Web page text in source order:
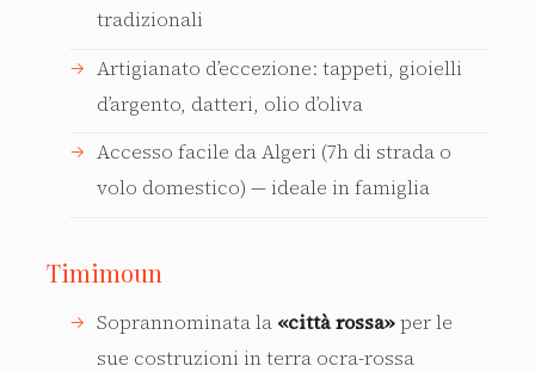
tradizionali
Artigianato d’eccezione: tappeti, gioielli
d’argento, datteri, olio d’oliva
Accesso facile da Algeri (7h di strada o
volo domestico) — ideale in famiglia
Timimoun
Soprannominata la «città rossa»per le
sue costruzioni in terra ocra-rossa